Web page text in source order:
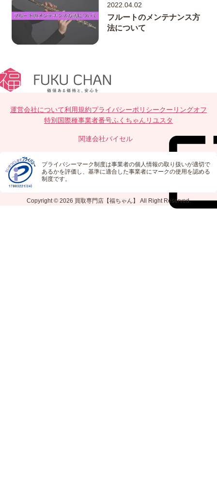
2022.04.02
フルートのメンテナンス方
法について
運営会社について利用規約プライバシーポリシークーリングオフ
特別国際種事業者番号ふくちゃんリユスタ
関連会社バイセル
プライバシーマーク制度は事業者の個人情報の取り扱いが適切で
あるかを評価し、基準に適合した事業者にマークの使用を認める
制度です。
Copyright © 2026 買取専門店【福ちゃん】 All Right Reserved.